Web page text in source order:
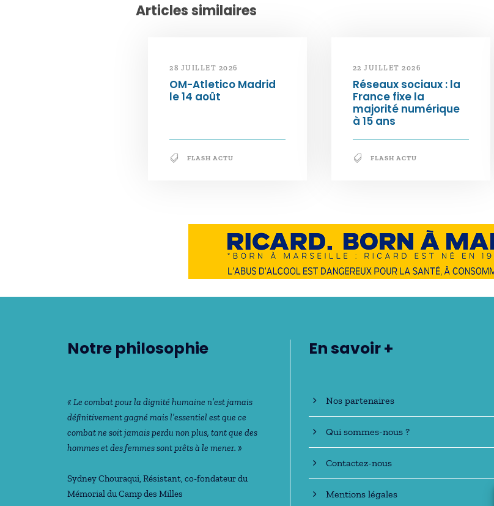
Articles similaires
28 JUILLET 2026
OM-Atletico Madrid
le 14 août
FLASH ACTU
22 JUILLET 2026
Réseaux sociaux : la
France fixe la
majorité numérique
à 15 ans
FLASH ACTU
Notre philosophie
« Le combat pour la dignité humaine n’est jamais
déﬁnitivement gagné mais l’essentiel est que ce
combat ne soit jamais perdu non plus, tant que des
hommes et des femmes sont prêts à le mener. »
Sydney Chouraqui, Résistant, co-fondateur du
Mémorial du Camp des Milles
En savoir +
Nos partenaires
Qui sommes-nous ?
Contactez-nous
Mentions légales